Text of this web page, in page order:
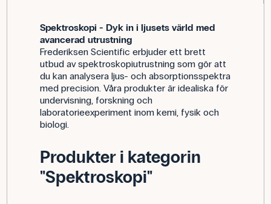
Spektroskopi - Dyk in i ljusets värld med
avancerad utrustning
Frederiksen Scientific erbjuder ett brett
utbud av spektroskopiutrustning som gör att
du kan analysera ljus- och absorptionsspektra
med precision. Våra produkter är idealiska för
undervisning, forskning och
laboratorieexperiment inom kemi, fysik och
biologi.
Produkter i kategorin
"Spektroskopi"